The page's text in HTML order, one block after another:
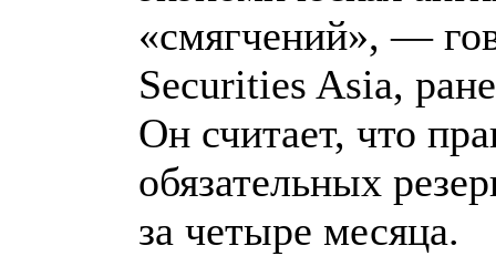
«смягчений», —
Securities Asia,
Он считает, что
обязательных
за четыре месяца.